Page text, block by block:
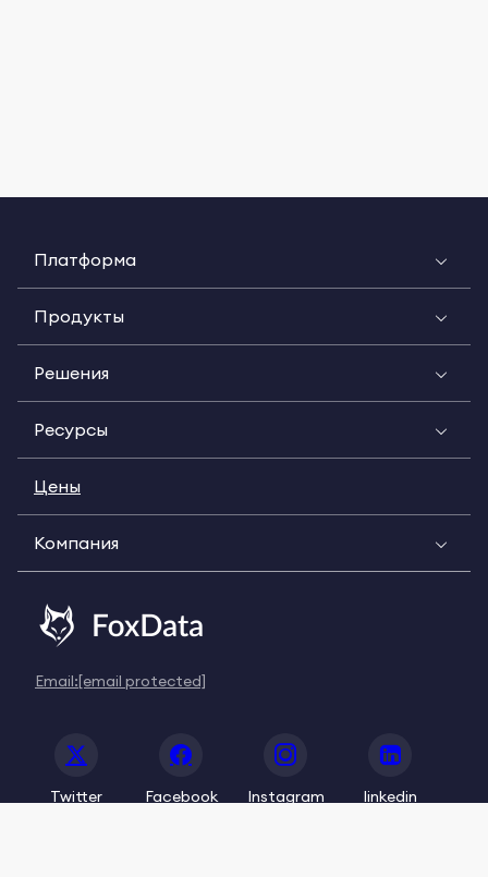
Платформа
Продукты
Решения
Ресурсы
Цены
Компания
Email:[email protected]
Twitter Facebook Instagram linkedin